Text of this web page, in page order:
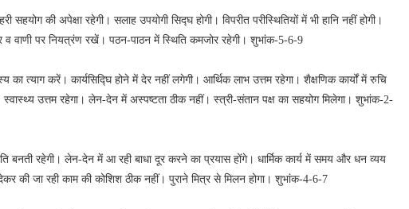
की अपेक्षा रहेगी। सलाह उपयोगी सिद्घ होगी। विपरीत परीस्थितियों में भी हानि नहीं होगी।
वाणी पर नियत्रंण रखें। पठन-पाठन में स्थिति कमजोर रहेगी। शुभांक-5-6-9
का त्याग करें। कार्यसिद्घि होने में देर नहीं लगेगी। आर्थिक लाभ उत्तम रहेगा। शैक्षणिक कार्यों में रुचि
स्वास्थ्य उत्तम रहेगा। लेन-देन में अस्पष्टता ठीक नहीं। स्त्री-संतान पक्ष का सहयोग मिलेगा। शुभांक-2-
बनती रहेगी। लेन-देन में आ रही बाधा दूर करने का प्रयास होंगे। धार्मिक कार्य में समय और धन व्यय
की जा रही काम की कोशिश ठीक नहीं। पुराने मित्र से मिलन होगा। शुभांक-4-6-7